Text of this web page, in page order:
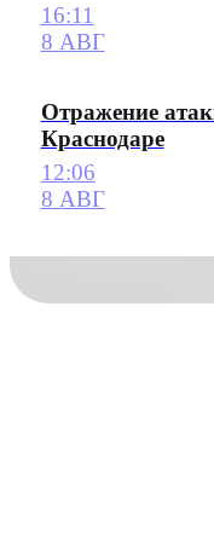
16:11
8 АВГ
Отражение
Краснодаре
12:06
8 АВГ